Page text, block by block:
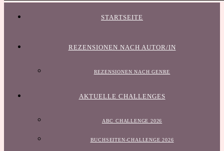
STARTSEITE
REZENSIONEN NACH AUTOR/IN
REZENSIONEN NACH GENRE
AKTUELLE CHALLENGES
ABC CHALLENGE 2026
BUCHSEITEN-CHALLENGE 2026